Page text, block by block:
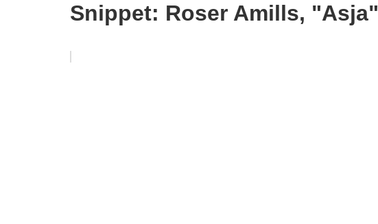
Snippet: Roser Amills, "Asja"